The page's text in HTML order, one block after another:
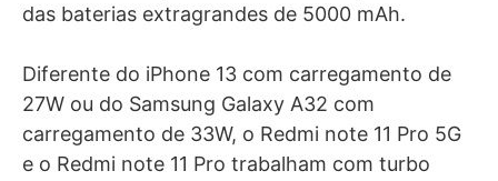
das baterias extragrandes de 5000 mAh.
Diferente do iPhone 13 com carregamento de
27W ou do Samsung Galaxy A32 com
carregamento de 33W, o Redmi note 11 Pro 5G
e o Redmi note 11 Pro trabalham com turbo